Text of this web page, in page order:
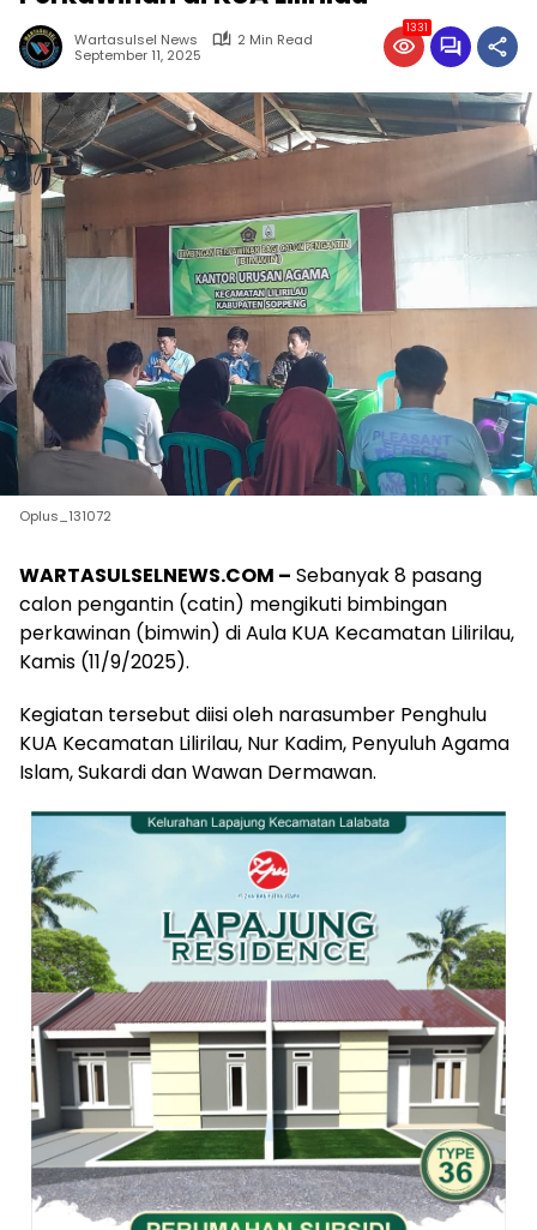
Wartasulsel News
2 Min Read
September 11, 2025
1331
Oplus_131072
WARTASULSELNEWS.COM – Sebanyak 8 pasang
calon pengantin (catin) mengikuti bimbingan
perkawinan (bimwin) di Aula KUA Kecamatan Lilirilau,
Kamis (11/9/2025).
Kegiatan tersebut diisi oleh narasumber Penghulu
KUA Kecamatan Lilirilau, Nur Kadim, Penyuluh Agama
Islam, Sukardi dan Wawan Dermawan.